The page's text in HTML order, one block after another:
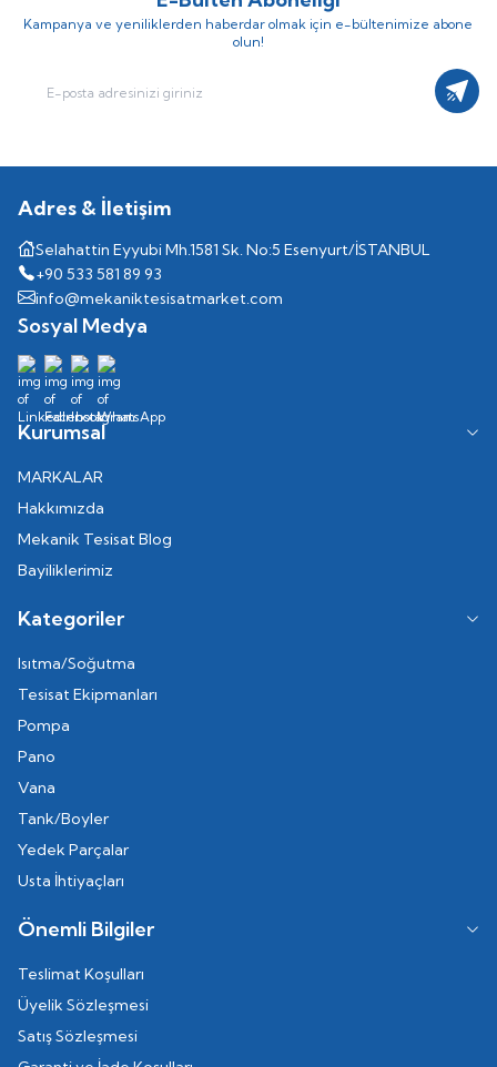
Kampanya ve yeniliklerden haberdar olmak için e-bültenimize abone
olun!
Adres & İletişim
Selahattin Eyyubi Mh.1581 Sk. No:5 Esenyurt/İSTANBUL
+90 533 581 89 93
info@mekaniktesisatmarket.com
Sosyal Medya
Kurumsal
MARKALAR
Hakkımızda
Mekanik Tesisat Blog
Bayiliklerimiz
Kategoriler
Isıtma/Soğutma
Tesisat Ekipmanları
Pompa
Pano
Vana
Tank/Boyler
Yedek Parçalar
Usta İhtiyaçları
Önemli Bilgiler
Teslimat Koşulları
Üyelik Sözleşmesi
Satış Sözleşmesi